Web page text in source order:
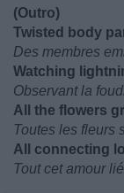
(Outro)
Twisted body
Des membres
Watching
Observant la
All the flowers
Toutes les fleurs
All connecting
Tout cet amour